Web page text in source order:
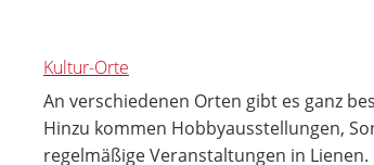
Kultur-Orte
An verschiedenen Orten gibt es ganz
Hinzu kommen Hobbyausstellungen,
regelmäßige Veranstaltungen in Lienen.